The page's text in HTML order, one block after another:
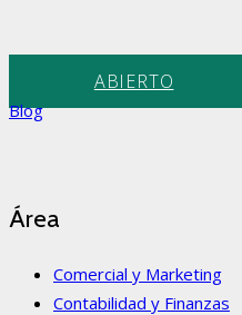
ABIERTO
Blog
Área
Comercial y Marketing
Contabilidad y Finanzas